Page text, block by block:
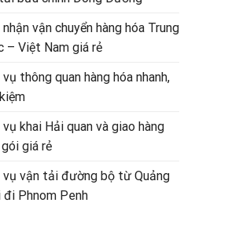
nhận vận chuyển hàng hóa Trung
– Việt Nam giá rẻ
vụ thông quan hàng hóa nhanh,
vụ khai Hải quan và giao hàng
giá rẻ
vụ vận tải đường bộ từ Quảng
đi Phnom Penh